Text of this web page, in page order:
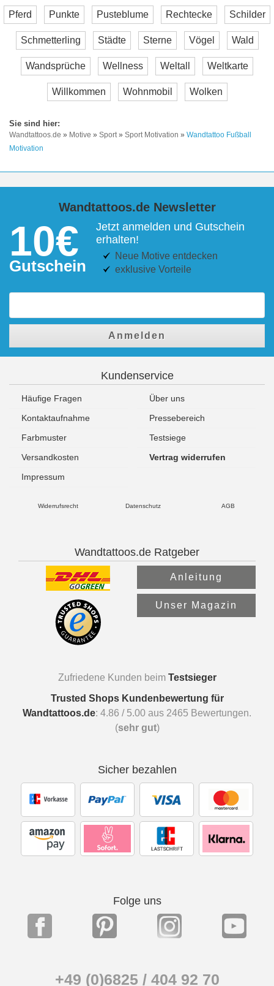
Pferd Punkte Pusteblume Rechtecke Schilder
Schmetterling Städte Sterne Vögel Wald
Wandsprüche Wellness Weltall Weltkarte
Willkommen Wohnmobil Wolken
Wandtattoos.de » Motive » Sport » Sport Motivation » Wandtattoo Fußball
Motivation
Wandtattoos.de Newsletter
10€
Gutschein
Jetzt anmelden und Gutschein
erhalten!
Neue Motive entdecken
exklusive Vorteile
Anmelden
Kundenservice
Häufige Fragen
Über uns
Kontaktaufnahme
Pressebereich
Farbmuster
Testsiege
Versandkosten
Vertrag widerrufen
Impressum
Widerrufsrecht Datenschutz AGB
Wandtattoos.de Ratgeber
Anleitung
Unser Magazin
Zufriedene Kunden beim Testsieger
Trusted Shops Kundenbewertung für
Wandtattoos.de: 4.86 / 5.00 aus 2465 Bewertungen.
(sehr gut)
Sicher bezahlen
Folge uns
+49 (0)6825 / 404 92 70